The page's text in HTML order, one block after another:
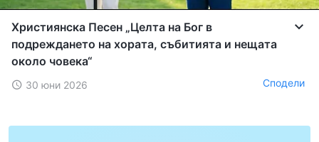
Християнска Песен „Целта на Бог в
подреждането на хората, събитията и нещата
около човека“
30 юни 2026 Сподели